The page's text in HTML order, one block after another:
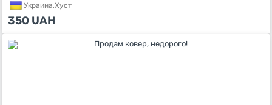
Украина,Хуст
350 UAH